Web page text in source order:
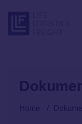
Home /